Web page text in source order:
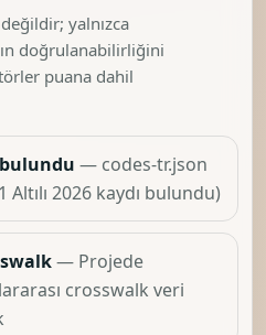
yalnızca
doğrulanabilirliğini
puana dahil
— codes-tr.json
Altılı 2026 kaydı bulundu)
— Projede
crosswalk veri